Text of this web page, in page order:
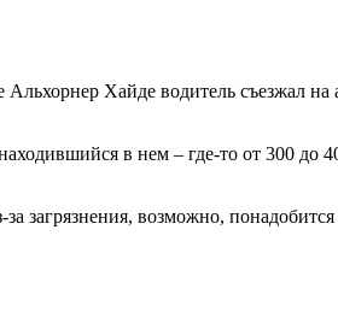
Альхорнер Хайде водитель съезжал
в нем – где-то от 300 до
загрязнения, возможно,